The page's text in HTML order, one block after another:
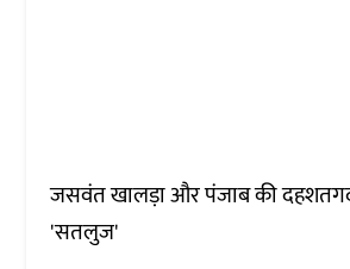
जसवंत खालड़ा और पंजाब की
'सतलुज'